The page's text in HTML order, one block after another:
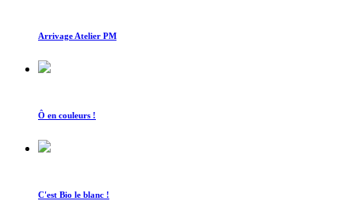
Arrivage Atelier PM
Ô en couleurs !
C'est Bio le blanc !